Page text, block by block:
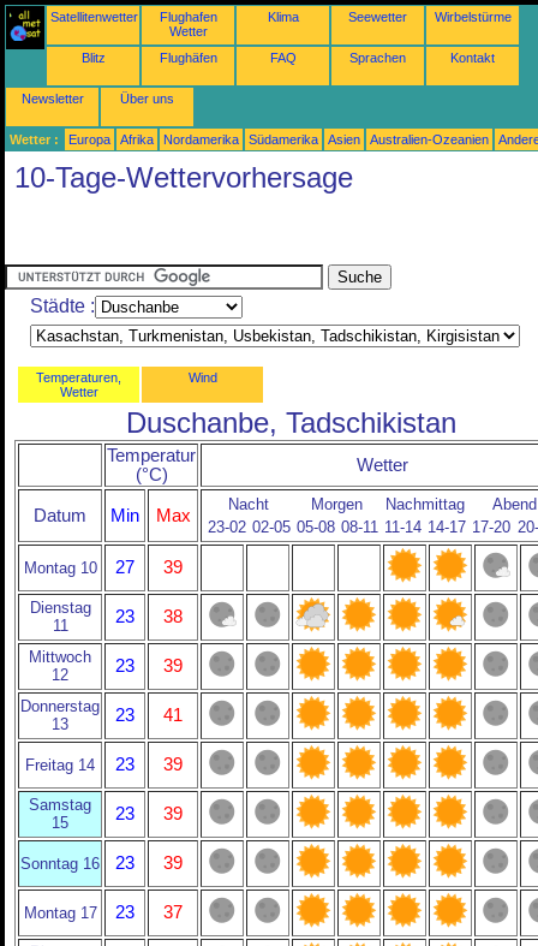
Satellitenwetter
Flughafen
Wetter
Klima Seewetter Wirbelstürme
Blitz Flughäfen FAQ Sprachen Kontakt
Newsletter Über uns
Wetter : Europa Afrika Nordamerika Südamerika Asien Australien-Ozeanien
10-Tage-Wettervorhersage
Städte :
Temperaturen,
Wetter
Wind
Duschanbe, Tadschikistan
Temperatur
(°C)
Wetter
Datum Min Max
Nacht Morgen Nachmittag
Abend
23-02 02-05 05-08 08-11 11-14 14-17 17-20
Montag 10 27 39
Dienstag
11
23 38
Mittwoch
12
23 39
Donnerstag
13
23 41
Freitag 14 23 39
Samstag
15
23 39
Sonntag 16 23 39
Montag 17 23 37